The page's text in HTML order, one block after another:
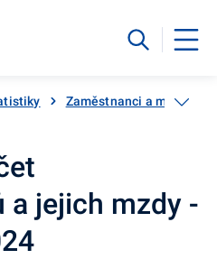
Zaměstnanci a mzdy
a jejich mzdy -